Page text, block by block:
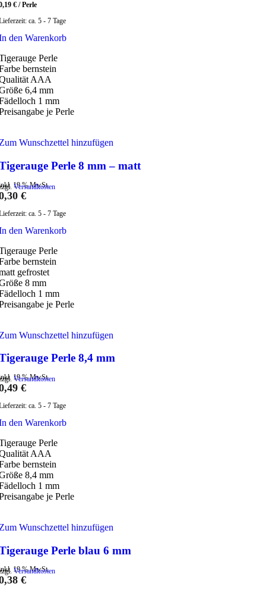
€ /Perle
ca. 5 - 7 Tage
den Warenkorb
Perle
bernstein
AAA
6,4 mm
1 mm
je Perle
Wunschzettel hinzufügen
Perle 8 mm – matt
19 % MwSt.
Versandkosten
€
ca. 5 - 7 Tage
den Warenkorb
Perle
bernstein
gefrostet
8 mm
1 mm
je Perle
Wunschzettel hinzufügen
Perle 8,4 mm
19 % MwSt.
Versandkosten
€
ca. 5 - 7 Tage
den Warenkorb
Perle
AAA
bernstein
8,4 mm
1 mm
je Perle
Wunschzettel hinzufügen
Perle blau 6 mm
19 % MwSt.
Versandkosten
€